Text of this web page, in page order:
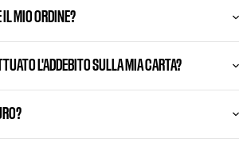
IL MIO ORDINE?
L'ADDEBITO SULLA MIA CARTA?